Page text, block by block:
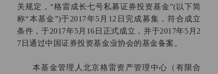
关规定， “格雷成长七号私募证券投资基金”(以下简
称“本基金”)于201 7年5 月 12 日完成募集，符合成立
条件，于2017年5月 16 日正式成立，并于2017年5 月 2
7 日通过中国证券投资基金业协会的基金备案。
本基金管理人北京格雷资产管理中心（有限合